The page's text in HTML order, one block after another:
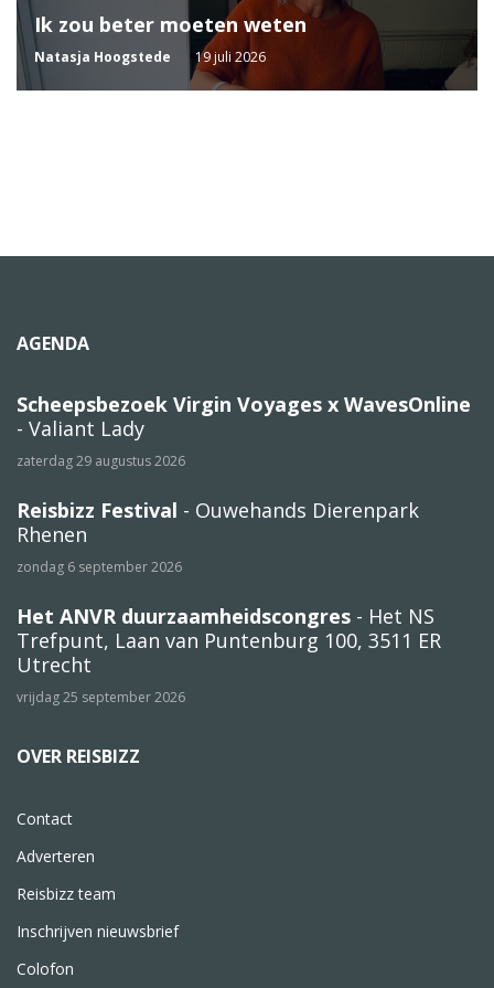
Ik zou beter moeten weten
Natasja Hoogstede 19 juli 2026
AGENDA
Scheepsbezoek Virgin Voyages x WavesOnline
- Valiant Lady
zaterdag 29 augustus 2026
Reisbizz Festival - Ouwehands Dierenpark
Rhenen
zondag 6 september 2026
Het ANVR duurzaamheidscongres - Het NS
Trefpunt, Laan van Puntenburg 100, 3511 ER
Utrecht
vrijdag 25 september 2026
OVER REISBIZZ
Contact
Adverteren
Reisbizz team
Inschrijven nieuwsbrief
Colofon